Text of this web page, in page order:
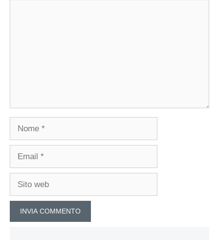
Nome
Email
Sito